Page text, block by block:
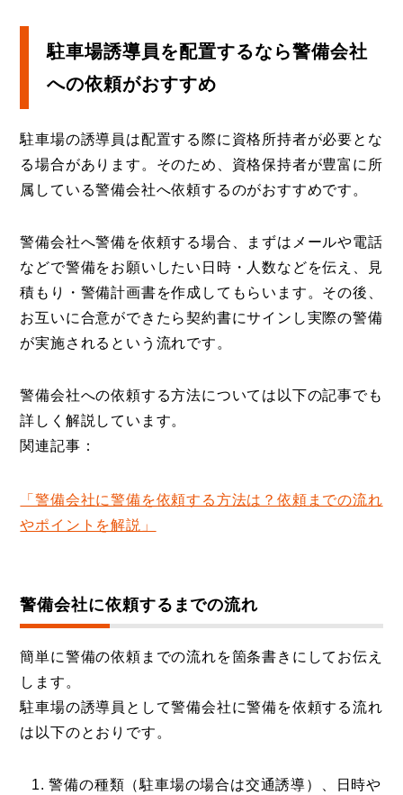
駐車場誘導員を配置するなら警備会社
への依頼がおすすめ
駐車場の誘導員は配置する際に資格所持者が必要とな
る場合があります。そのため、資格保持者が豊富に所
属している警備会社へ依頼するのがおすすめです。
警備会社へ警備を依頼する場合、まずはメールや電話
などで警備をお願いしたい日時・人数などを伝え、見
積もり・警備計画書を作成してもらいます。その後、
お互いに合意ができたら契約書にサインし実際の警備
が実施されるという流れです。
警備会社への依頼する方法については以下の記事でも
詳しく解説しています。
関連記事：
「警備会社に警備を依頼する方法は？依頼までの流れ
やポイントを解説」
警備会社に依頼するまでの流れ
簡単に警備の依頼までの流れを箇条書きにしてお伝え
します。
駐車場の誘導員として警備会社に警備を依頼する流れ
は以下のとおりです。
警備の種類（駐車場の場合は交通誘導）、日時や